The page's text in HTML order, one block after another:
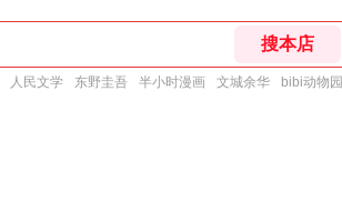
人民文学 东野圭吾 半小时漫画 文城余华 bibi动物园